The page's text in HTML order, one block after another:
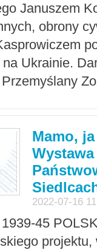
Januszem
obrony
Ukrainie.
Mamo,
2022-07-16
45